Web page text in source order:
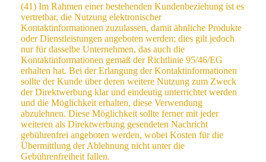
(41) Im Rahmen einer bestehenden Kundenbeziehung ist es
vertretbar, die Nutzung elektronischer
Kontaktinformationen zuzulassen, damit ähnliche Produkte
oder Dienstleistungen angeboten werden; dies gilt jedoch
nur für dasselbe Unternehmen, das auch die
Kontaktinformationen gemäß der Richtlinie 95/46/EG
erhalten hat. Bei der Erlangung der Kontaktinformationen
sollte der Kunde über deren weitere Nutzung zum Zweck
der Direktwerbung klar und eindeutig unterrichtet werden
und die Möglichkeit erhalten, diese Verwendung
abzulehnen. Diese Möglichkeit sollte ferner mit jeder
weiteren als Direktwerbung gesendeten Nachricht
gebührenfrei angeboten werden, wobei Kosten für die
Übermittlung der Ablehnung nicht unter die
Gebührenfreiheit fallen.